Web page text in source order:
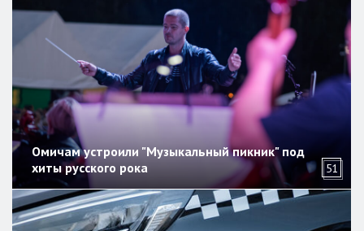
Омичам устроили "Музыкальный пикник" под
хиты русского рока
51